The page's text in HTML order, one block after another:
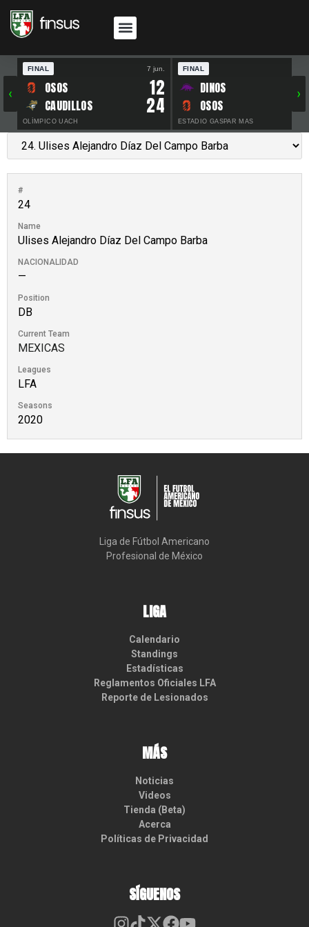
‹
FINAL 7 jun.
OSOS 12
CAUDILLOS 24
OLÍMPICO UACH
FINAL
DINOS
OSOS
ESTADIO GASPAR MAS
›
#
24
Name
Ulises Alejandro Díaz Del Campo Barba
NACIONALIDAD
—
Position
DB
Current Team
MEXICAS
Leagues
LFA
Seasons
2020
Liga de Fútbol Americano
Profesional de México
LIGA
Calendario
Standings
Estadísticas
Reglamentos Oficiales LFA
Reporte de Lesionados
MÁS
Noticias
Videos
Tienda (Beta)
Acerca
Políticas de Privacidad
SÍGUENOS